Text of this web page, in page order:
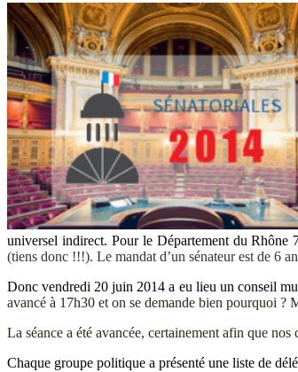
universel indirect. Pour le Département du Rhône
(tiens donc !!!). Le mandat d’un sénateur est de 6
Donc vendredi 20 juin 2014 a eu lieu un conseil
avancé à 17h30 et on se demande bien pourquoi ?
La séance a été avancée, certainement afin que
Chaque groupe politique a présenté une liste de